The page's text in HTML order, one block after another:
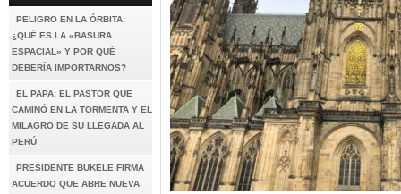
PELIGRO EN LA ÓRBITA:
¿QUÉ ES LA «BASURA
ESPACIAL» Y POR QUÉ
DEBERÍA IMPORTARNOS?
EL PAPA: EL PASTOR QUE
CAMINÓ EN LA TORMENTA Y EL
MILAGRO DE SU LLEGADA AL
PERÚ
PRESIDENTE BUKELE FIRMA
ACUERDO QUE ABRE NUEVA